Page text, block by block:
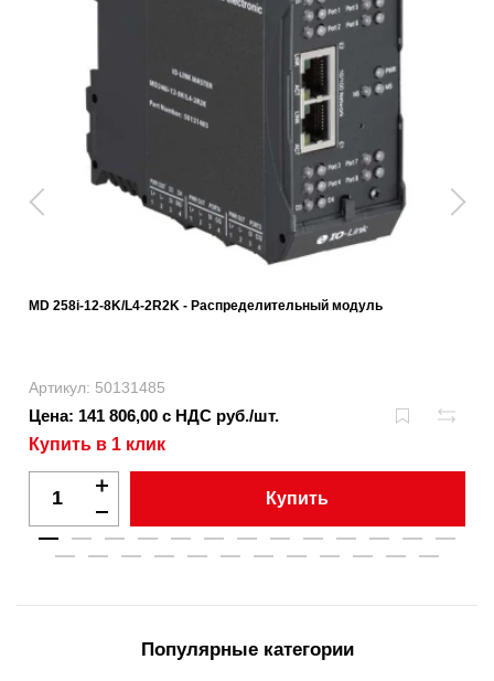
MD 258i-12-8K/L4-2R2K - Распределительный модуль
Артикул: 50131485
Цена: 141 806,00 с НДС руб./шт.
Купить в 1 клик
Купить
Популярные категории